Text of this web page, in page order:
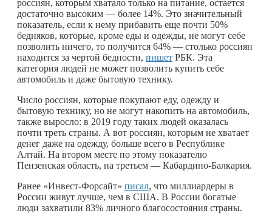
россиян, которым хватало только на питание, остается
достаточно высоким — более 14%. Это значительный
показатель, если к нему прибавить еще почти 50%
бедняков, которые, кроме еды и одежды, не могут себе
позволить ничего, то получится 64% — столько россиян
находится за чертой бедности, пишет РБК. Эта
категория людей не может позволить купить себе
автомобиль и даже бытовую технику.
Число россиян, которые покупают еду, одежду и
бытовую технику, но не могут накопить на автомобиль,
также выросло: в 2019 году таких людей оказалась
почти треть страны. А вот россиян, которым не хватает
денег даже на одежду, больше всего в Республике
Алтай. На втором месте по этому показателю
Пензенская область, на третьем — Кабардино-Балкария.
Ранее «Инвест-Форсайт» писал, что миллиардеры в
России живут лучше, чем в США. В России богатые
люди захватили 83% личного благосостояния страны.